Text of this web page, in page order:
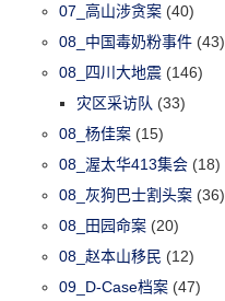
07_高山涉贪案 (40)
08_中国毒奶粉事件 (43)
08_四川大地震 (146)
灾区采访队 (33)
08_杨佳案 (15)
08_渥太华413集会 (18)
08_灰狗巴士割头案 (36)
08_田园命案 (20)
08_赵本山移民 (12)
09_D-Case档案 (47)